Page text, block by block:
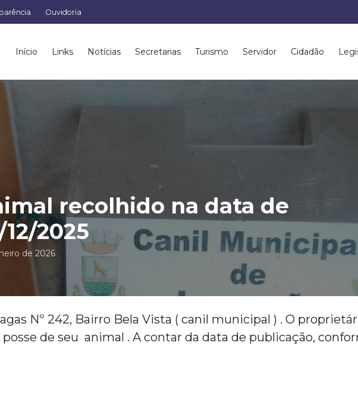
Ouvidoria
Início Links Notícias Secretarias Turismo Servidor Cidadão
recolhido na data de
2025
de 2026
Nº 242, Bairro Bela Vista ( canil municipal ) . O
de seu animal . A contar da data de publicação,